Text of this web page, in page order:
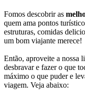
Fomos descobrir as
quem ama pontos
estruturas, comidas
um bom viajante merece!
Então, aproveite a nossa
desbravar e fazer o que
máximo o que puder e
viagem. Veja abaixo: